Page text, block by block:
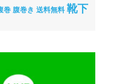
巻 腹巻き 送料無料 靴下